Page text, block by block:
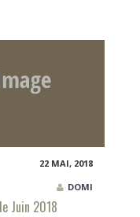
22 MAI, 2018
DOMI
Juin 2018